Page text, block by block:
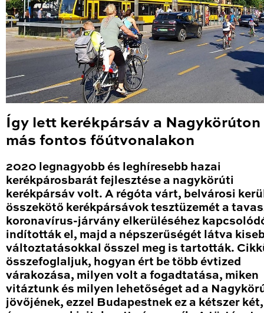
Így lett kerékpársáv a Nagykörúton
más fontos főútvonalakon
2020 legnagyobb és leghíresebb hazai
kerékpárosbarát fejlesztése a nagykörúti
kerékpársáv volt. A régóta várt, belvárosi
összekötő kerékpársávok tesztüzemét a
koronavírus-járvány elkerüléséhez
indították el, majd a népszerűségét látva
változtatásokkal ősszel meg is tartották.
összefoglaljuk, hogyan ért be több évtized
várakozása, milyen volt a fogadtatása, miken
vitáztunk és milyen lehetőséget ad a
jövőjének, ezzel Budapestnek ez a kétszer